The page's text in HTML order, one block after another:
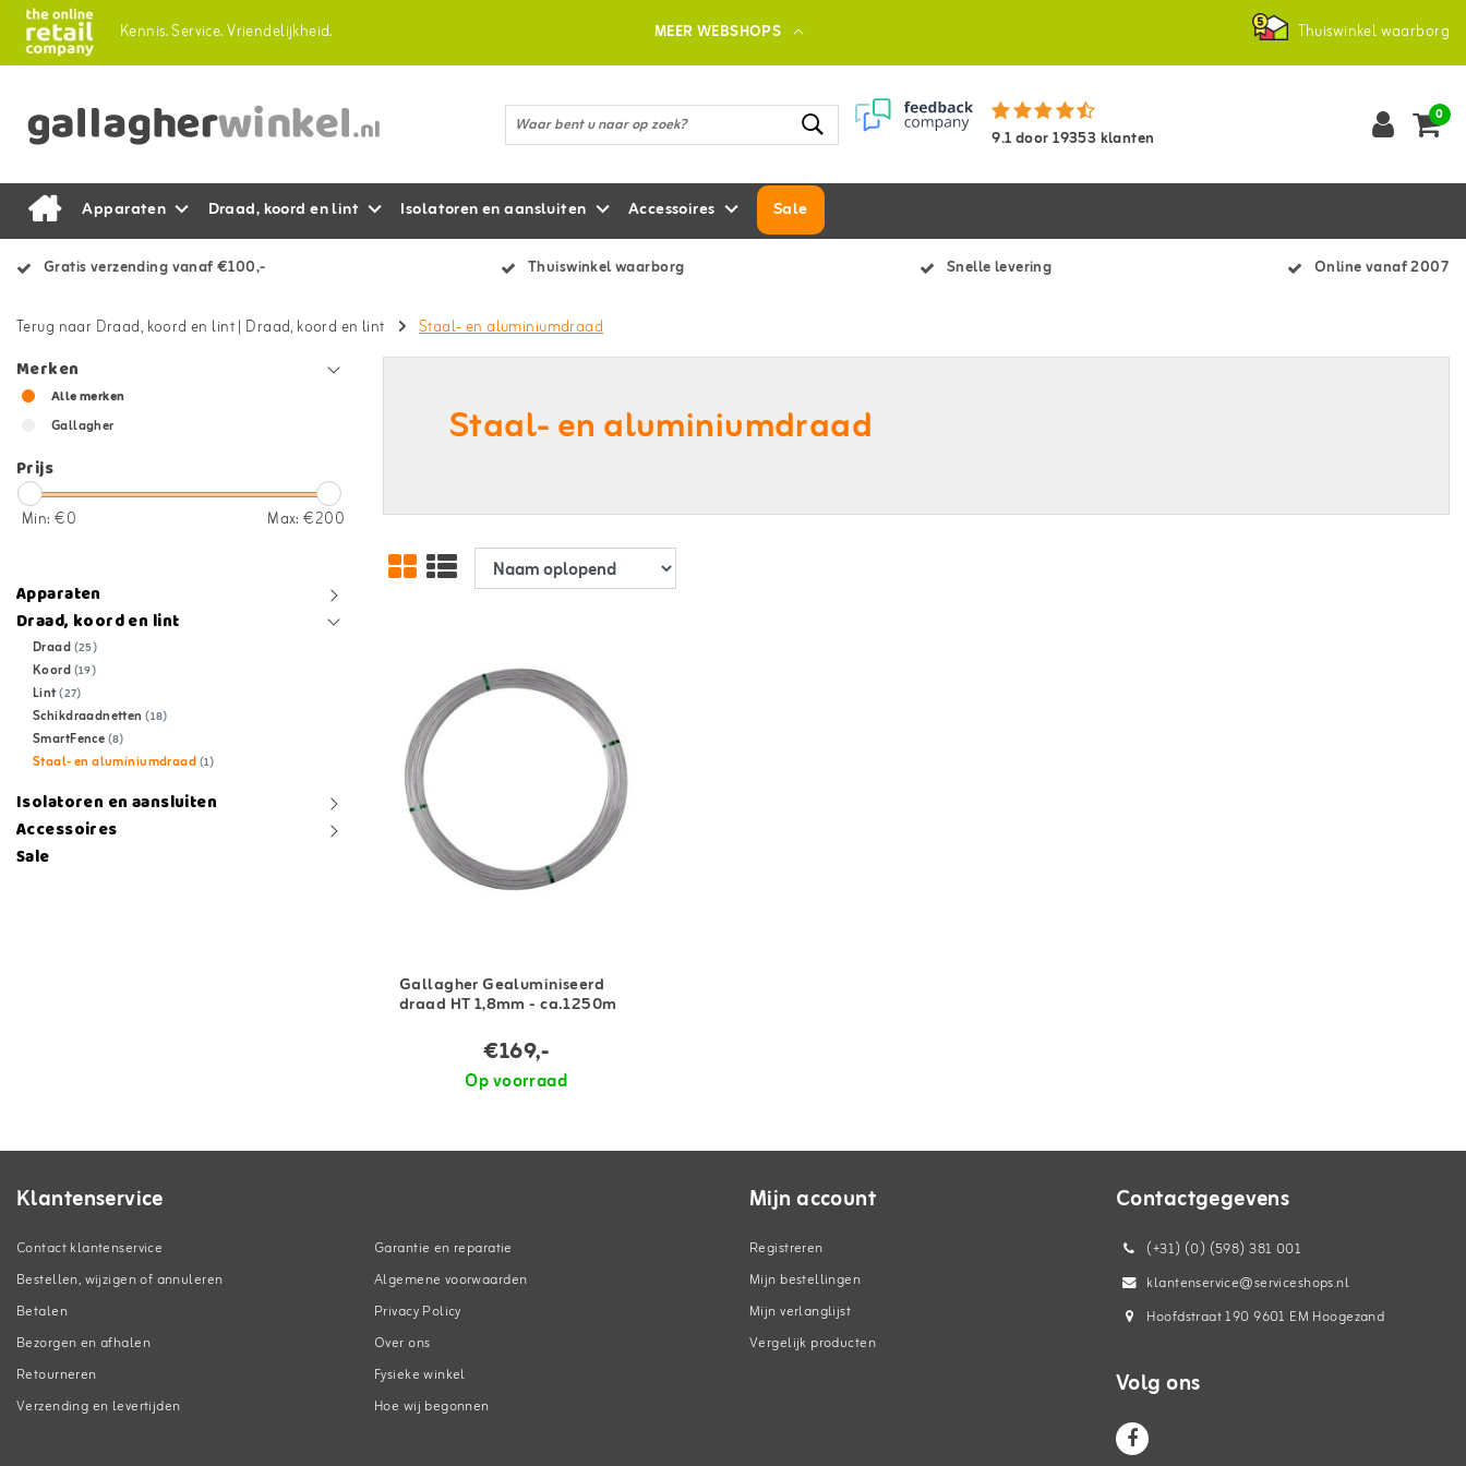
Kennis.Service.Vriendelijkheid. MEER WEBSHOPS Thuiswinkel waarborg
9.1door19353 klanten
0
Apparaten Draad, koord en lint Isolatoren en aansluiten Accessoires Sale
Gratis verzending vanaf €100,- Thuiswinkel waarborg Snelle levering Online vanaf 2007
Terug naar Draad, koord en lint| Draad, koord en lint Staal- en aluminiumdraad
Merken
Alle merken
Gallagher
Prijs
Min: €0 Max: €200
Apparaten
Draad, koord en lint
Draad(25)
Koord(19)
Lint(27)
Schikdraadnetten(18)
SmartFence(8)
Staal- en aluminiumdraad(1)
Isolatoren en aansluiten
Accessoires
Sale
Staal- en aluminiumdraad
Gallagher Gealuminiseerd
draad HT 1,8mm - ca.1250m
€169,-
Op voorraad
Klantenservice
Contact klantenservice
Bestellen, wijzigen of annuleren
Betalen
Bezorgen en afhalen
Retourneren
Verzending en levertijden
Garantie en reparatie
Algemene voorwaarden
Privacy Policy
Over ons
Fysieke winkel
Hoe wij begonnen
Mijn account
Registreren
Mijn bestellingen
Mijn verlanglijst
Vergelijk producten
Contactgegevens
(+31) (0) (598) 381 001
klantenservice@serviceshops.nl
Hoofdstraat 190 9601 EM Hoogezand
Volg ons